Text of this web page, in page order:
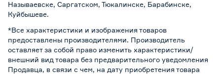
Называевске, Саргатском, Тюкалинске, Барабинске,
Куйбышеве.
*Все характеристики и изображения товаров
предоставлены производителями. Производитель
оставляет за собой право изменить характеристики/
внешний вид товара без предварительного уведомления
Продавца, в связи с чем, на дату приобретения товара